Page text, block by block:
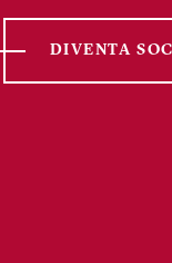
DIVENTA